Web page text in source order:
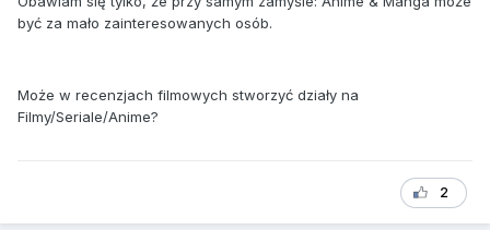
być za mało zainteresowanych osób.
Może w recenzjach filmowych stworzyć działy na
Filmy/Seriale/Anime?
2